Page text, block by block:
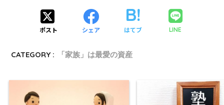
ポスト シェア はてブ LINE
CATEGORY : 「家族」は最愛の資産